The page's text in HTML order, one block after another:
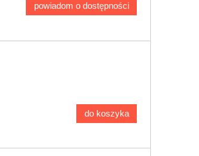
powiadom o dostępności
do koszyka